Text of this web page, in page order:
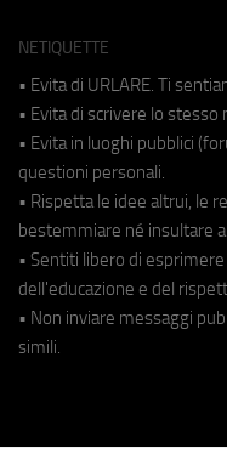
NETIQUETTE
• Evita di URLARE. Ti
• Evita di scrivere lo
• Evita in luoghi pubblici
questioni personali.
• Rispetta le idee altrui, le
bestemmiare né insultare
• Sentiti libero di
dell'educazione e del
• Non inviare messaggi
simili.